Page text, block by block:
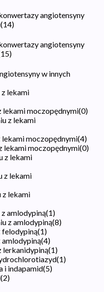
angiotensyny
(14)
angiotensyny
15)
w innych
z lekami
lekami moczopędnymi(0)
z lekami
lekami moczopędnymi(4)
lekami moczopędnymi(0)
z lekami
z lekami
z lekami
amlodypiną(1)
z amlodypiną(8)
felodypiną(1)
amlodypiną(4)
lerkanidypiną(1)
(1)
i indapamid(5)
(2)